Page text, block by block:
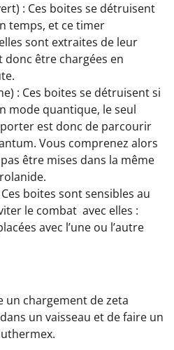
: Ces boites se détruisent
temps, et ce timer
sont extraites de leur
donc être chargées en
: Ces boites se détruisent si
mode quantique, le seul
est donc de parcourir
Vous comprenez alors
être mises dans la même
Ces boites sont sensibles au
le combat avec elles :
avec l’une ou l’autre
un chargement de zeta
un vaisseau et de faire un